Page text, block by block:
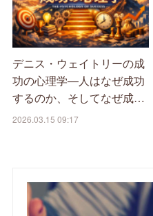
デニス・ウェイトリーの成
功の心理学―人はなぜ成功
するのか、そしてなぜ成…
2026.03.15 09:17